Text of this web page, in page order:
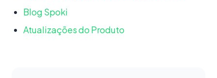
Blog Spoki
Atualizações do Produto